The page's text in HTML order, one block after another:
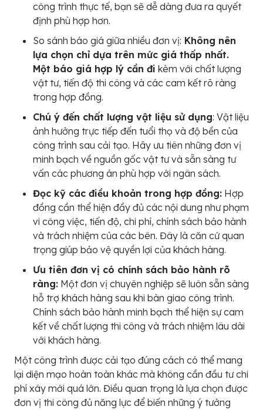
công trình thực tế, bạn sẽ dễ dàng đưa ra quyết
định phù hợp hơn.
So sánh báo giá giữa nhiều đơn vị: Không nên
lựa chọn chỉ dựa trên mức giá thấp nhất.
Một báo giá hợp lý cần đi kèm với chất lượng
vật tư, tiến độ thi công và các cam kết rõ ràng
trong hợp đồng.
Chú ý đến chất lượng vật liệu sử dụng: Vật liệu
ảnh hưởng trực tiếp đến tuổi thọ và độ bền của
công trình sau cải tạo. Hãy ưu tiên những đơn vị
minh bạch về nguồn gốc vật tư và sẵn sàng tư
vấn các phương án phù hợp với ngân sách.
Đọc kỹ các điều khoản trong hợp đồng: Hợp
đồng cần thể hiện đầy đủ các nội dung như phạm
vi công việc, tiến độ, chi phí, chính sách bảo hành
và trách nhiệm của các bên. Đây là căn cứ quan
trọng giúp bảo vệ quyền lợi của khách hàng.
Ưu tiên đơn vị có chính sách bảo hành rõ
ràng: Một đơn vị chuyên nghiệp sẽ luôn sẵn sàng
hỗ trợ khách hàng sau khi bàn giao công trình.
Chính sách bảo hành minh bạch thể hiện sự cam
kết về chất lượng thi công và trách nhiệm lâu dài
với khách hàng.
Một công trình được cải tạo đúng cách có thể mang
lại diện mạo hoàn toàn khác mà không cần đầu tư chi
phí xây mới quá lớn. Điều quan trọng là lựa chọn được
đơn vị thi công đủ năng lực để biến những ý tưởng